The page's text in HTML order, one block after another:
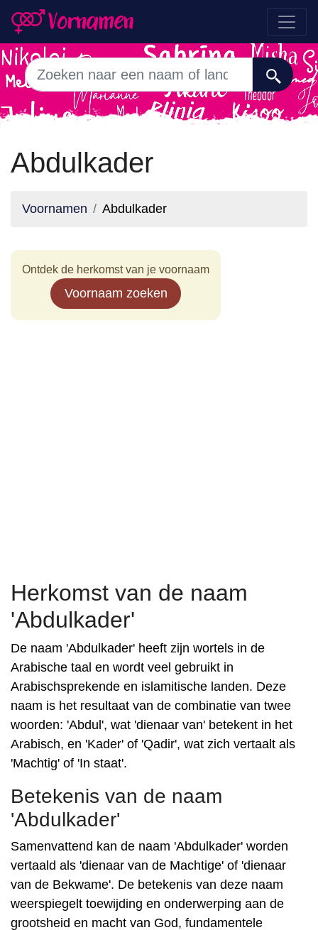
Abdulkader
Voornamen Abdulkader
Ontdek de herkomst van je voornaam
Voornaam zoeken
Herkomst van de naam
'Abdulkader'
De naam 'Abdulkader' heeft zijn wortels in de
Arabische taal en wordt veel gebruikt in
Arabischsprekende en islamitische landen. Deze
naam is het resultaat van de combinatie van twee
woorden: 'Abdul', wat 'dienaar van' betekent in het
Arabisch, en 'Kader' of 'Qadir', wat zich vertaalt als
'Machtig' of 'In staat'.
Betekenis van de naam
'Abdulkader'
Samenvattend kan de naam 'Abdulkader' worden
vertaald als 'dienaar van de Machtige' of 'dienaar
van de Bekwame'. De betekenis van deze naam
weerspiegelt toewijding en onderwerping aan de
grootsheid en macht van God, fundamentele